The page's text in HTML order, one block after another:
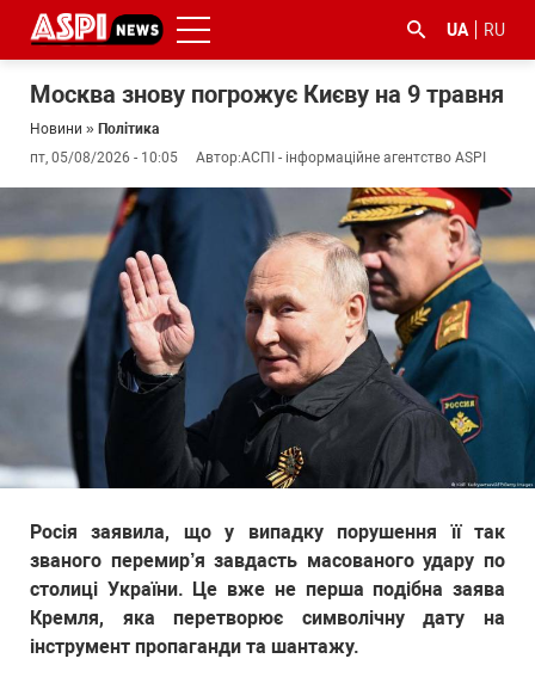
UA RU
Москва знову погрожує Києву на 9 травня
Новини » Політика
пт, 05/08/2026 - 10:05
Автор:АСПІ - інформаційне агентство ASPI
Росія заявила, що у випадку порушення її так
званого перемир’я завдасть масованого удару по
столиці України. Це вже не перша подібна заява
Кремля, яка перетворює символічну дату на
інструмент пропаганди та шантажу.
#ООС
#боротьба
з
корупцією
#Київ #коронавірус